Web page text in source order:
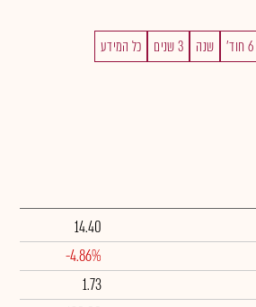
6 חוד' שנה 3 שנים כל המידע
14.40
-4.86%
1.73